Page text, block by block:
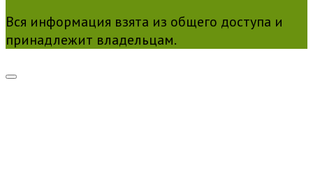
Вся информация взята из общего доступа и
принадлежит владельцам.